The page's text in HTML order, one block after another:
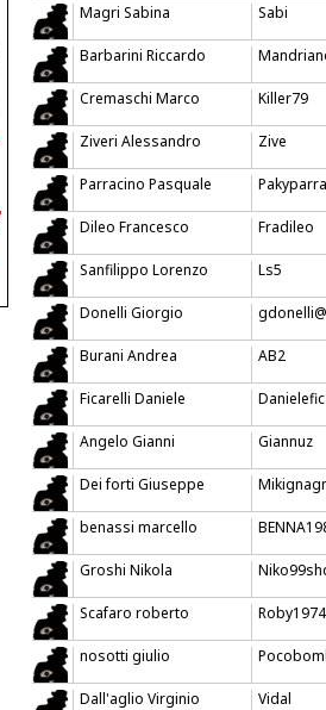
Magri Sabina Sabi
Barbarini Riccardo
Cremaschi Marco Killer79
Ziveri Alessandro Zive
Parracino Pasquale Pakyparra
Dileo Francesco Fradileo
Sanfilippo Lorenzo Ls5
Donelli Giorgio
Burani Andrea AB2
Ficarelli Daniele
Angelo Gianni Giannuz
Dei forti Giuseppe
benassi marcello
Groshi Nikola
Scafaro roberto Roby1974
nosotti giulio
Dall'aglio Virginio Vidal